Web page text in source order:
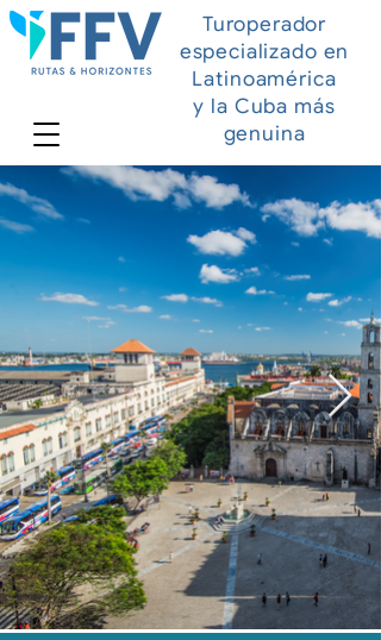
Turoperador
especializado en
Latinoamérica
y la Cuba más
genuina